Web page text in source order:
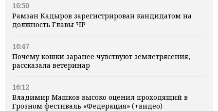
16:50
Рамзан Кадыров зарегистрирован кандидатом на
должность Главы ЧР
16:47
Почему кошки заранее чувствуют землетрясения,
рассказала ветеринар
16:12
Владимир Машков высоко оценил проходящий в
Грозном фестиваль «Федерация» (+видео)